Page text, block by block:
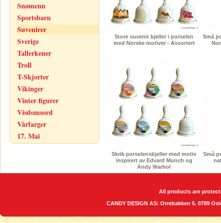
Snømenn
Sportsbarn
Suvenirer
Sverige
Tallerkener
Troll
T-Skjorter
Vikinger
Vinter figurer
Visdomsord
Vårfarger
17. Mai
Store suvenir bjeller i porselen
med Norske motiver - Assortert
Små
Skrik porselensbjeller med motiv
inspirert av Edvard Munch og
Andy Warhol
Små
All products are
CANDY DESIGN AS: Orrebakken 5. 0789